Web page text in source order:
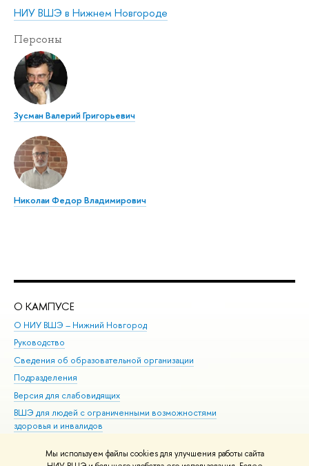
Мы используем файлы cookies для улучшения работы сайта
НИУ ВШЭ в Нижнем Новгороде
Персоны
Зусман Валерий Григорьевич
Николаи Федор Владимирович
О КАМПУСЕ
О НИУ ВШЭ – Нижний Новгород
Руководство
Сведения об образовательной организации
Подразделения
Версия для слабовидящих
ВШЭ для людей с ограниченными возможностями
здоровья и инвалидов